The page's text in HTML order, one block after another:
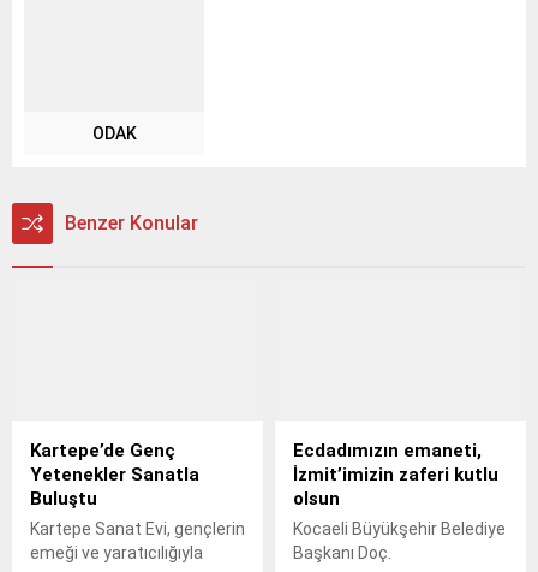
ODAK
Benzer Konular
Kartepe’de Genç
Yetenekler Sanatla
Buluştu
Kartepe Sanat Evi, gençlerin
emeği ve yaratıcılığıyla
Ecdadımızın emaneti,
İzmit’imizin zaferi kutlu
olsun
Kocaeli Büyükşehir Belediye
Başkanı Doç.